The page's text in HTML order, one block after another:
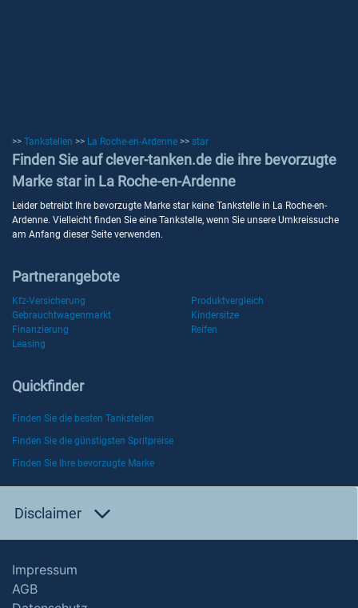
>> Tankstellen >> La Roche-en-Ardenne >> star
Finden Sie auf clever-tanken.de die ihre bevorzugte
Marke star in La Roche-en-Ardenne
Leider betreibt Ihre bevorzugte Marke star keine Tankstelle in La Roche-en-
Ardenne. Vielleicht finden Sie eine Tankstelle, wenn Sie unsere Umkreissuche
am Anfang dieser Seite verwenden.
Partnerangebote
Kfz-Versicherung
Produktvergleich
Gebrauchtwagenmarkt
Kindersitze
Finanzierung
Reifen
Leasing
Quickfinder
Finden Sie die besten Tankstellen
Finden Sie die günstigsten Spritpreise
Finden Sie Ihre bevorzugte Marke
Disclaimer
Impressum
AGB